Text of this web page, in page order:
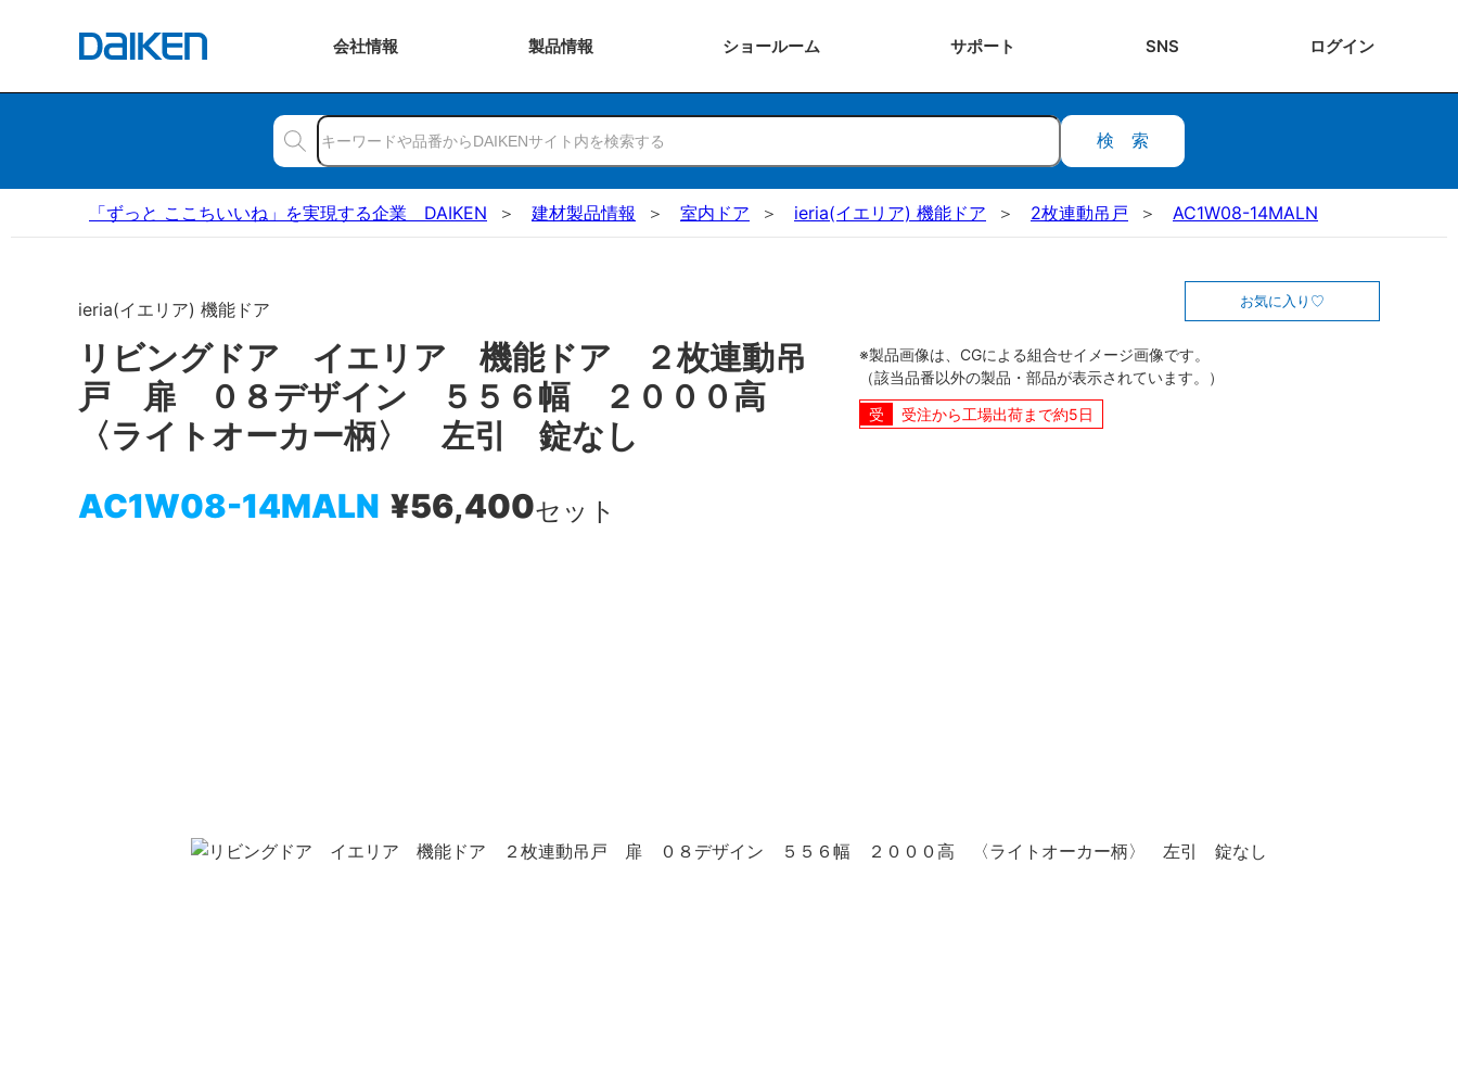
会社情報 製品情報 ショールーム サポート SNS ログイン
検索
「ずっと ここちいいね」を実現する企業 DAIKEN 建材製品情報 室内ドア ieria(イエリア) 機能ドア 2枚連動吊戸 AC1W08-14MALN
ieria(イエリア) 機能ドア
リビングドア イエリア 機能ドア ２枚連動吊
戸 扉 ０８デザイン ５５６幅 ２０００高
〈ライトオーカー柄〉 左引 錠なし
AC1W08-14MALN ¥56,400セット
お気に入り
※製品画像は、CGによる組合せイメージ画像です。
（該当品番以外の製品・部品が表示されています。）
受注から工場出荷まで約5日